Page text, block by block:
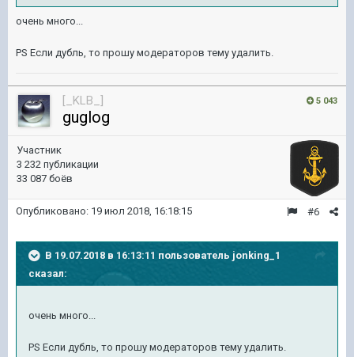
очень много...
PS Если дубль, то прошу модераторов тему удалить.
5 043
[_KLB_]
guglog
Участник
3 232 публикации
33 087 боёв
#6
Опубликовано: 19 июл 2018, 16:18:15
В 19.07.2018 в 16:13:11 пользователь jonking_1
сказал:
очень много...
PS Если дубль, то прошу модераторов тему удалить.